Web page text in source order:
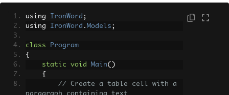
        doc
.SaveAs("newdocument.doc
x");
}
using IronWord ;
using IronWord . Models ;
class
Program
{
static
void Main()
{
// Create a table cell with a